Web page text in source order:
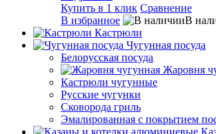
Купить в 1 клик Сравнение
В избранное
В
Кастрюли
Чугунная посуда
Белорусская посуда
Жаровня
Кастрюли чугунные
Русские чугунки
Сковорода гриль
Эмалированная с покрытием